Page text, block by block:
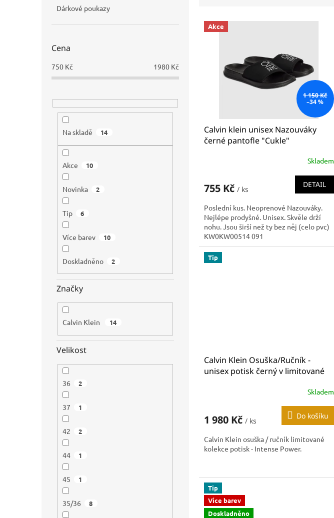
Dárkové poukazy
Cena
750 Kč 1980 Kč
Na skladě 14
Akce 10
Novinka 2
Tip 6
Více barev 10
Doskladněno 2
Značky
Calvin Klein 14
Velikost
36 2
37 1
42 2
44 1
45 1
35/36 8
nV Akce
1 150 Kč
–34 %
Calvin klein unisex Nazouváky
černé pantofle "Cukle"
Skladem
755 Kč / ks
DETAIL
Poslední kus. Neoprenové Nazouváky.
Nejlépe prodyšné. Unisex. Skvěle drží
nohu. Jsou širší než ty bez něj (celo pvc)
KW0KW00514 091
Tip
Calvin Klein Osuška/Ručník -
unisex potisk černý v limitované
BEACH TOWEL - INTENSE POWER
Skladem
1 980 Kč / ks
Do košíku
Calvin Klein osuška / ručník limitované
kolekce potisk - Intense Power.
Tip
Více barev
Doskladněno